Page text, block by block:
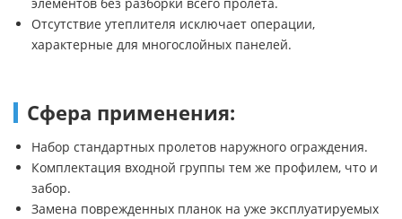
Отсутствие утеплителя исключает операции,
характерные для многослойных панелей.
Сфера применения:
Набор стандартных пролетов наружного ограждения.
Комплектация входной группы тем же профилем, что и
забор.
Замена поврежденных планок на уже эксплуатируемых